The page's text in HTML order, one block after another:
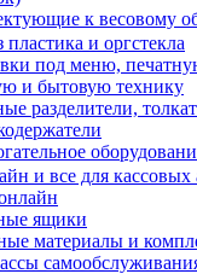
к весовому
пластика и оргстекла
под меню,
и бытовую технику
разделители,
и все для кассовых
ящики
материалы и